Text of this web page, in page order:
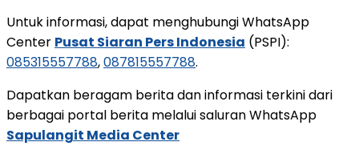
Untuk informasi, dapat menghubungi WhatsApp
Center Pusat Siaran Pers Indonesia (PSPI):
085315557788,087815557788.
Dapatkan beragam berita dan informasi terkini dari
berbagai portal berita melalui saluran WhatsApp
Sapulangit Media Center